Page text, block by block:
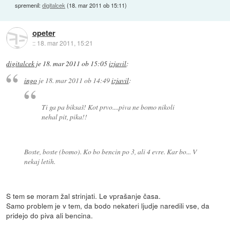
spremenil:digitalcek (18. mar 2011 ob 15:11)
opeter
:: 18. mar 2011, 15:21
digitalcek je 18. mar 2011 ob 15:05izjavil:
ingoje 18. mar 2011 ob 14:49izjavil:
Ti ga pa biksaš! Kot prvo....piva ne bomo nikoli
nehal pit, pika!!
Boste, boste (bomo). Ko bo bencin po 3, ali 4 evre. Kar bo... V
nekaj letih.
S tem se moram žal strinjati. Le vprašanje časa.
Samo problem je v tem, da bodo nekateri ljudje naredili vse, da
pridejo do piva ali bencina.